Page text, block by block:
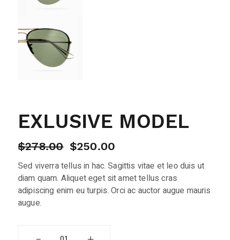
EXLUSIVE MODEL
$278.00 LE
PRIX
INITIAL
ÉTAIT :
$278.00.
$250.00
ACTUEL
EST :
$250.00.
Sed viverra tellus in hac. Sagittis vitae et leo duis ut
diam quam. Aliquet eget sit amet tellus cras
adipiscing enim eu turpis. Orci ac auctor augue mauris
augue.